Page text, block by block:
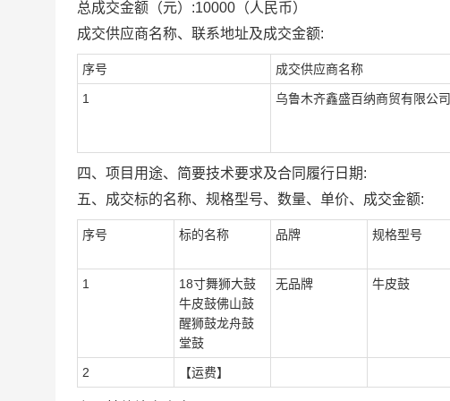
总成交金额（元）:10000 （人民币）
成交供应商名称、联系地址及成交金额:
序号 成交供应商名称
1 乌鲁木齐鑫盛百纳商贸有限公司
四、项目用途、简要技术要求及合同履行日期:
五、成交标的名称、规格型号、数量、单价、成交金额:
序号 标的名称 品牌 规格型号
1
18寸舞狮大鼓
牛皮鼓佛山鼓
醒狮鼓龙舟鼓
堂鼓
无品牌 牛皮鼓
2 【运费】